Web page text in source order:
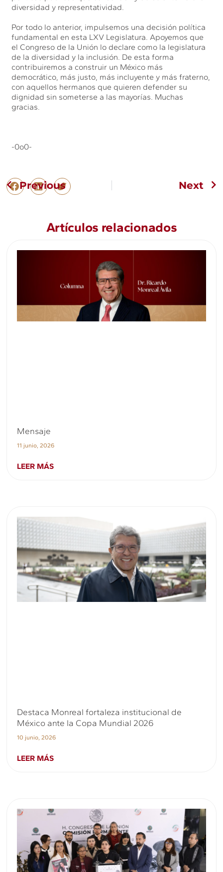
diversidad y representatividad.
Por todo lo anterior, impulsemos una decisión política
fundamental en esta LXV Legislatura. Apoyemos que
el Congreso de la Unión lo declare como la legislatura
de la diversidad y la inclusión. De esta forma
contribuiremos a construir un México más
democrático, más justo, más incluyente y más fraterno,
con aquellos hermanos que quieren defender su
dignidad sin someterse a las mayorías. Muchas
gracias.
-0o0-
Previous Next
Artículos relacionados
Mensaje
11 junio, 2026
LEER MÁS
Destaca Monreal fortaleza institucional de
México ante la Copa Mundial 2026
10 junio, 2026
LEER MÁS